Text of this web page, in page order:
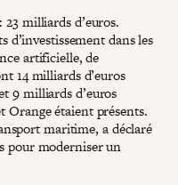
milliards d’euros.
d’investissement dans les
artificielle, de
14 milliards d’euros
9 milliards d’euros
Orange étaient présents.
maritime, a déclaré
pour moderniser un